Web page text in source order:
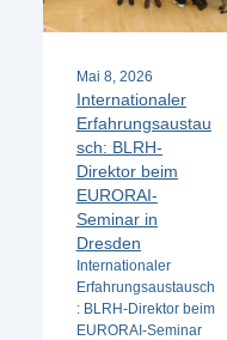
Mai 8, 2026
Internationaler
Erfahrungsaustau
sch: BLRH-
Direktor beim
EURORAI-
Seminar in
Dresden
Internationaler
Erfahrungsaustausch
: BLRH-Direktor beim
EURORAI-Seminar